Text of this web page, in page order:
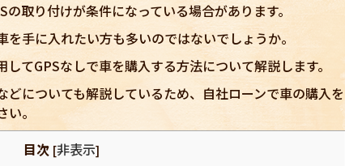
取り付けが条件になっている場合があります。
手に入れたい方も多いのではないでしょうか。
てGPSなしで車を購入する方法について解説します。
どについても解説しているため、自社ローンで車の購入を
。
目次 [非表示]